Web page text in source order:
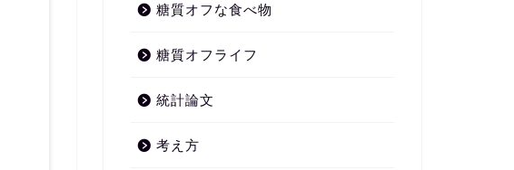
糖質オフな食べ物
糖質オフライフ
統計論文
考え方